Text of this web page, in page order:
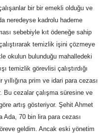
bir bir emekli olduğu ve
neredeyse kadrolu hademe
sebebiyle kıt ödeneğe sahip
temizlik işini çözmeye
okulun bulunduğu mahalledeki
temizlik görevlisi çalıştırdığı
prim ve idari para cezası
Bu cezalar çalışma süresine ve
artış gösteriyor. Şehit Ahmet
Ada, 70 bin lira para cezası
geldim. Ancak eski yönetim